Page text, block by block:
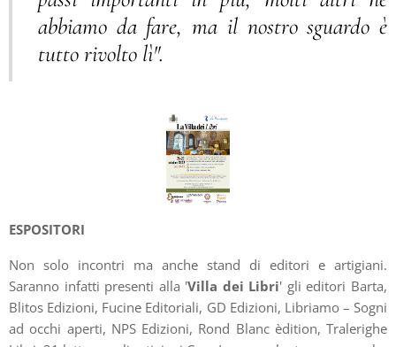
abbiamo da fare, ma il nostro sguardo è
tutto rivolto lì".
ESPOSITORI
Non solo incontri ma anche stand di editori e artigiani.
Saranno infatti presenti alla 'Villa dei Libri' gli editori Barta,
Blitos Edizioni, Fucine Editoriali, GD Edizioni, Libriamo – Sogni
ad occhi aperti, NPS Edizioni, Rond Blanc èdition, Tralerighe